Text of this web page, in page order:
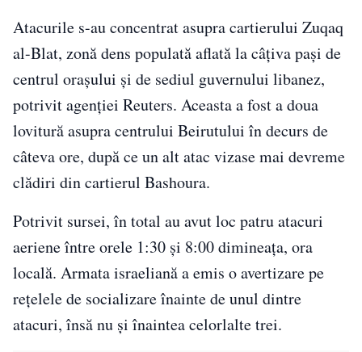
Atacurile s-au concentrat asupra cartierului Zuqaq
al-Blat, zonă dens populată aflată la câțiva pași de
centrul orașului și de sediul guvernului libanez,
potrivit agenției Reuters. Aceasta a fost a doua
lovitură asupra centrului Beirutului în decurs de
câteva ore, după ce un alt atac vizase mai devreme
clădiri din cartierul Bashoura.
Potrivit sursei, în total au avut loc patru atacuri
aeriene între orele 1:30 și 8:00 dimineața, ora
locală. Armata israeliană a emis o avertizare pe
rețelele de socializare înainte de unul dintre
atacuri, însă nu și înaintea celorlalte trei.